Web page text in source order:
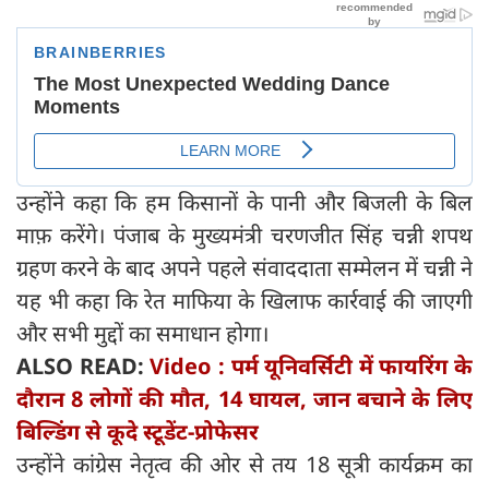
उन्होंने कहा कि हम किसानों के पानी और बिजली के बिल
माफ़ करेंगे। पंजाब के मुख्यमंत्री चरणजीत सिंह चन्नी शपथ
ग्रहण करने के बाद अपने पहले संवाददाता सम्मेलन में चन्नी ने
यह भी कहा कि रेत माफिया के खिलाफ कार्रवाई की जाएगी
और सभी मुद्दों का समाधान होगा।
ALSO READ:Video : पर्म यूनिवर्सिटी में फायरिंग के
दौरान 8 लोगों की मौत, 14 घायल, जान बचाने के लिए
बिल्डिंग से कूदे स्टूडेंट-प्रोफेसर
उन्होंने कांग्रेस नेतृत्व की ओर से तय 18 सूत्री कार्यक्रम का